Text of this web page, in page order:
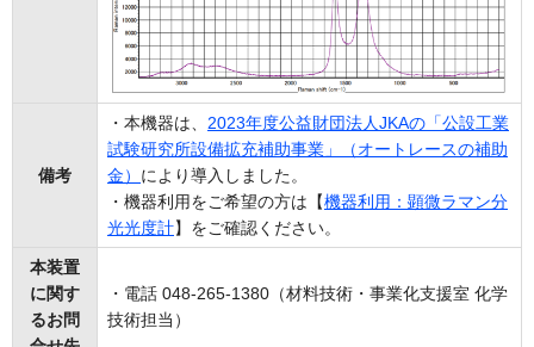
備考
・本機器は、 2023年度公益財団法人JKAの「公設工業
試験研究所設備拡充補助事業」（オートレースの補助
金） により導入しました。
・機器利用をご希望の方は【機器利用：顕微ラマン分
光光度計】をご確認ください。
本装置
に関す
るお問
・電話 048-265-1380（材料技術・事業化支援室 化学
技術担当）